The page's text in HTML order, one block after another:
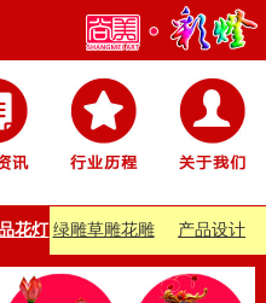
花灯 绿雕草雕花雕 产品设计